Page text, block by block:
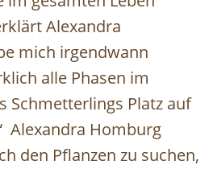
Alexandra
mich irgendwann
alle Phasen im
Schmetterlings Platz auf
Alexandra Homburg
den Pflanzen zu suchen,